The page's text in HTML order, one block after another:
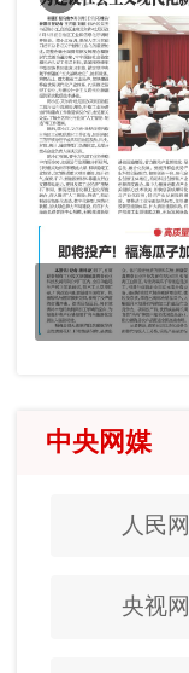
中央网媒
人民网
央视网